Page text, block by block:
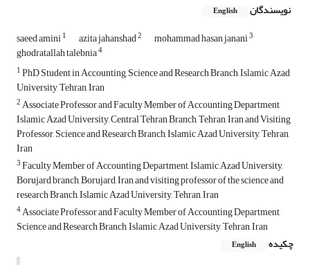
نویسندگان English
saeed amini1 azita jahanshad2 mohammad hasan janani3
ghodratallah talebnia4
1PhD Student in Accounting, Science and Research Branch, Islamic Azad
University, Tehran, Iran
2Associate Professor and Faculty Member of Accounting Department,
Islamic Azad University, Central Tehran Branch, Tehran, Iran and Visiting
Professor, Science and Research Branch, Islamic Azad University, Tehran,
Iran
3Faculty Member of Accounting Department, Islamic Azad University,
Borujard branch, Borujard, Iran and visiting professor of the science and
research Branch, Islamic Azad University, Tehran, Iran
4Associate Professor and Faculty Member of Accounting Department,
Science and Research Branch, Islamic Azad University, Tehran, Iran
چکیده
English